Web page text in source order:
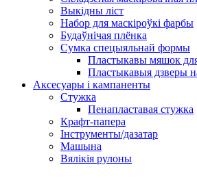
Выкідны ліст
Набор для маскіроўкі фарбы
Будаўнічая плёнка
Сумка спецыяльнай формы
Пластыкавы мяшок
Пластыкавыя дзверы
Аксесуары і кампаненты
Стужка
Пенапластавая стужка
Крафт-папера
Інструменты/дазатар
Машына
Вялікія рулоны